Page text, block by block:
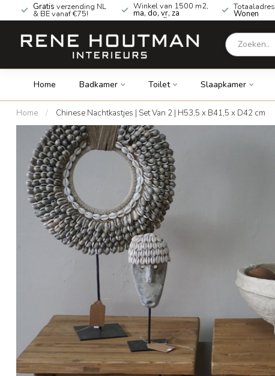
Gratis verzending NL
& BE vanaf €75!
Winkel van 1500 m2,
ma, do, vr, za
geopend!
Totaaladres
Wonen
Home Badkamer Toilet Slaapkamer
Home / Chinese Nachtkastjes | Set Van 2 | H53,5 x B41,5 x D42 cm